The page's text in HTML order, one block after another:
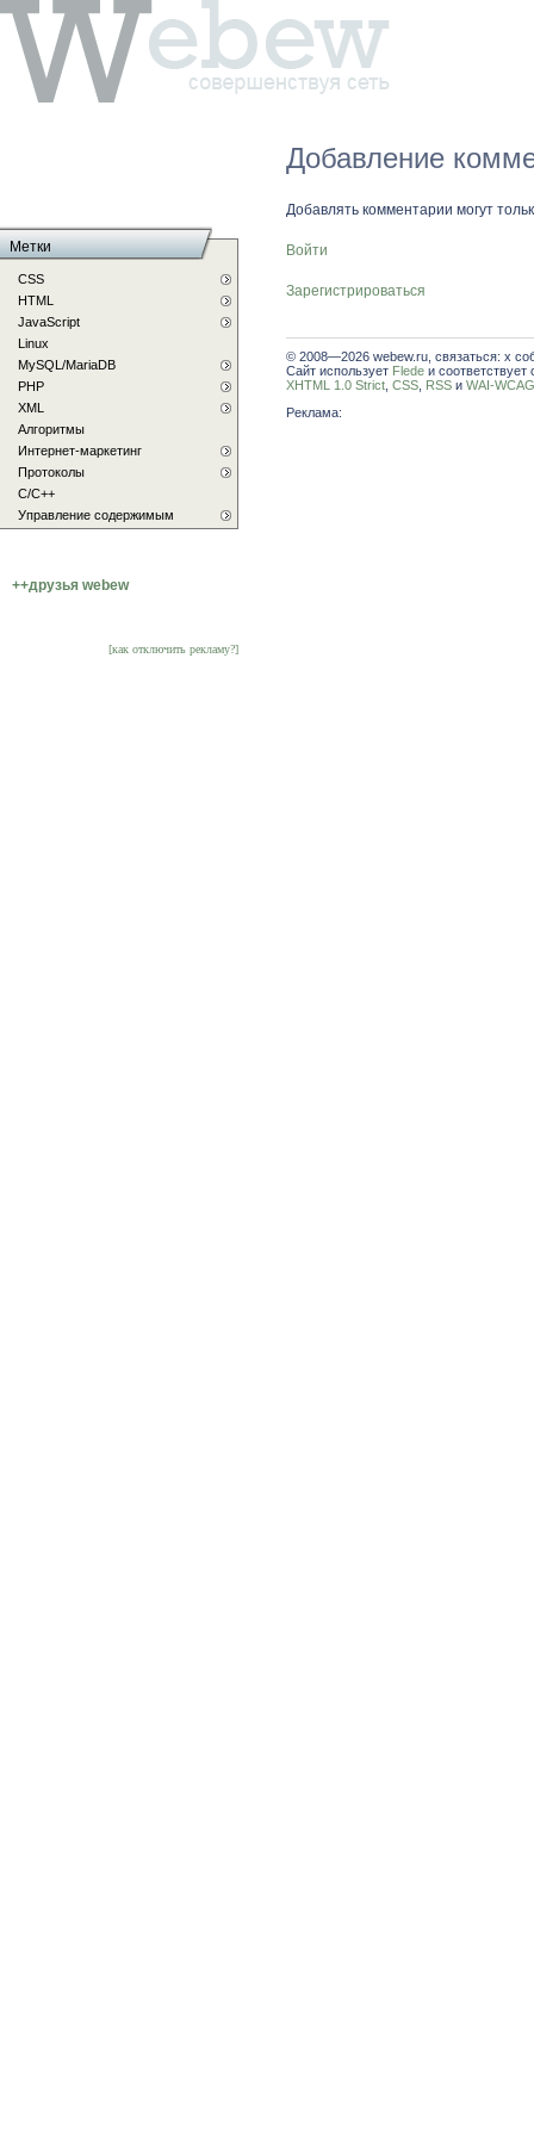
Добавление
Добавлять комментарии могут
Войти
Зарегистрироваться
© 2008—2026 webew.ru, связаться: x
Сайт использует Flede и соответствует
XHTML 1.0 Strict CSS RSS и WAI-
Реклама:
Метки
CSS
HTML
JavaScript
Linux
MySQL/MariaDB
PHP
XML
Алгоритмы
Интернет-маркетинг
Протоколы
С/C++
Управление содержимым
++друзья webew
[как отключить рекламу?]